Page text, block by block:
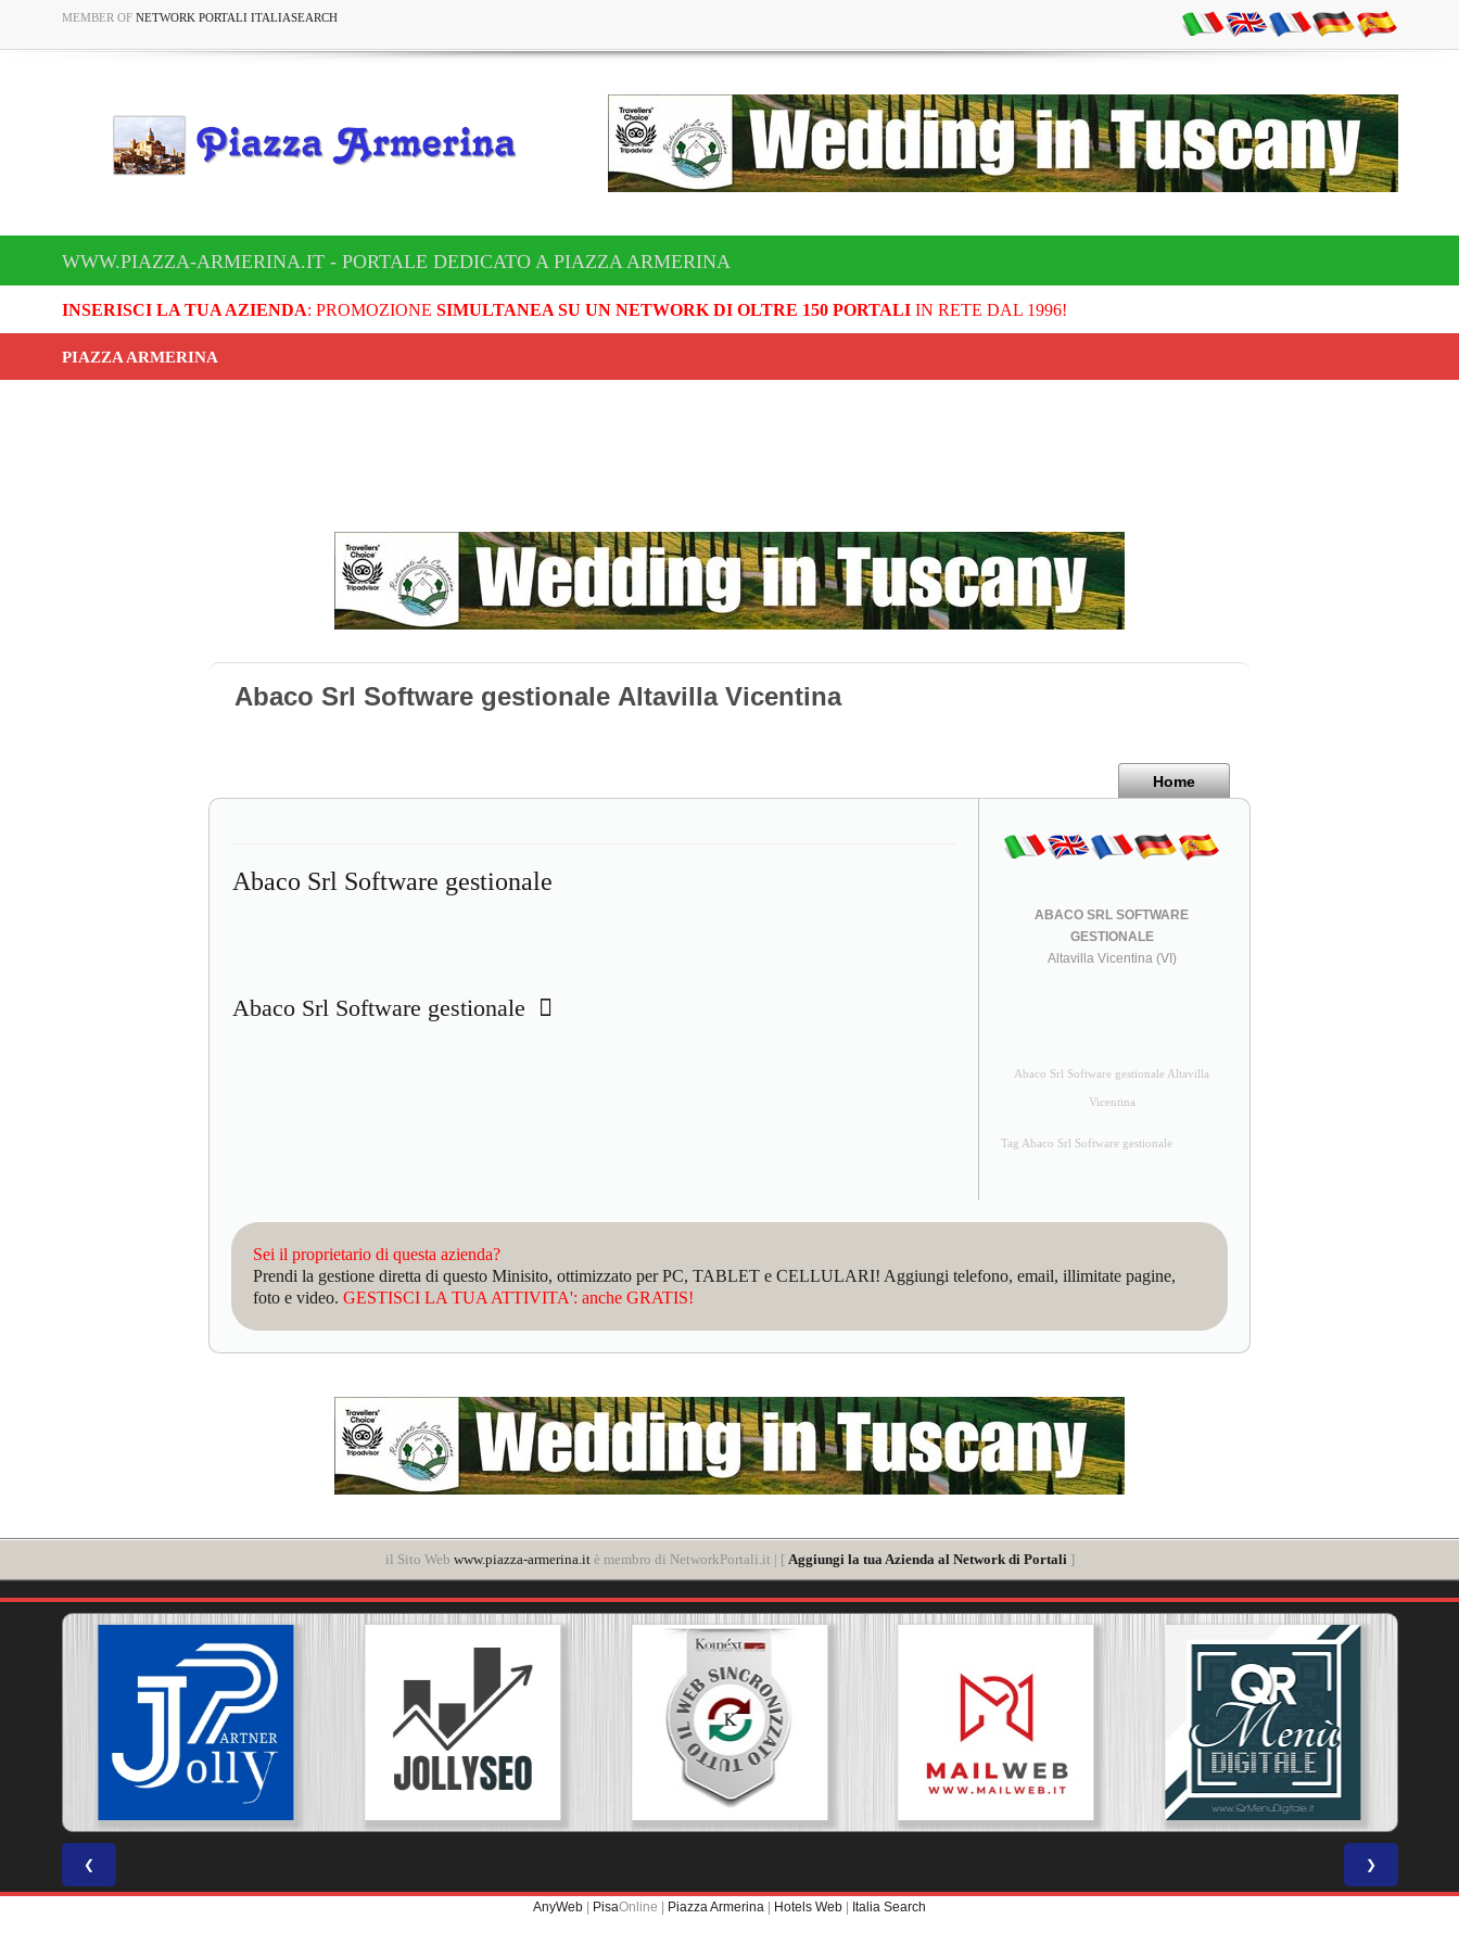
MEMBER OF NETWORK PORTALI ITALIASEARCH
WWW.PIAZZA-ARMERINA.IT - PORTALE DEDICATO A PIAZZA ARMERINA
INSERISCI LA TUA AZIENDA: PROMOZIONE SIMULTANEA SU UN NETWORK DI OLTRE 150 PORTALIIN RETE DAL 1996!
PIAZZA ARMERINA
Abaco Srl Software gestionale Altavilla Vicentina
Home
Abaco Srl Software gestionale
Abaco Srl Software gestionale
ABACO SRL SOFTWARE
GESTIONALE
Altavilla Vicentina (VI)
Abaco Srl Software gestionale Altavilla
Vicentina
Tag Abaco Srl Software gestionale
Sei il proprietario di questa azienda?
Prendi la gestione diretta di questo Minisito, ottimizzato per PC, TABLET e CELLULARI! Aggiungi telefono, email, illimitate pagine,
foto e video. GESTISCI LA TUA ATTIVITA': anche GRATIS!
il Sito Web www.piazza-armerina.itè membro di NetworkPortali.it | [ Aggiungi la tua Azienda al Network di Portali ]
❮ ❯
AnyWeb | PisaOnline | Piazza Armerina | Hotels Web | Italia Search